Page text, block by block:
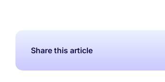
Share this article